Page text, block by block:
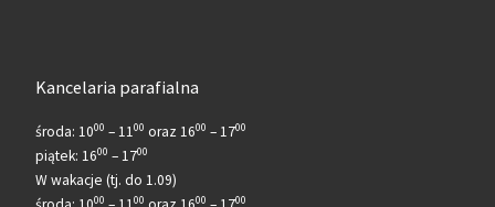
Kancelaria parafialna
środa: 1000 – 1100 oraz 1600 – 1700
piątek: 1600 – 1700
W wakacje (tj. do 1.09)
00 00 00 00